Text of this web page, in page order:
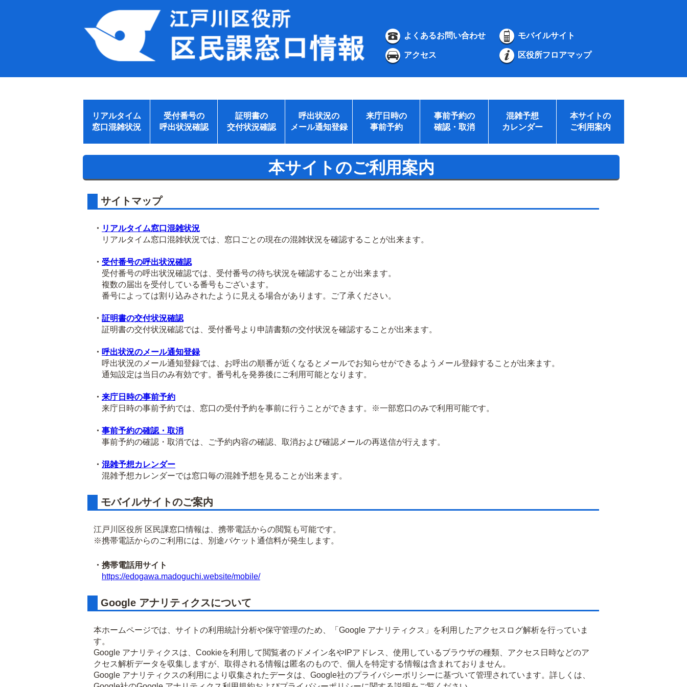
よくあるお問い合わせ モバイルサイト
アクセス 区役所フロアマップ
リアルタイム
窓口混雑状況
受付番号の
呼出状況確認
証明書の
交付状況確認
呼出状況の
メール通知登録
来庁日時の
事前予約
事前予約の
確認・取消
混雑予想
カレンダー
本サイトの
ご利用案内
本サイトのご利用案内
サイトマップ
・ リアルタイム窓口混雑状況
リアルタイム窓口混雑状況では、窓口ごとの現在の混雑状況を確認することが出来ます。
・ 受付番号の呼出状況確認
受付番号の呼出状況確認では、受付番号の待ち状況を確認することが出来ます。
複数の届出を受付している番号もございます。
番号によっては割り込みされたように見える場合があります。ご了承ください。
・ 証明書の交付状況確認
証明書の交付状況確認では、受付番号より申請書類の交付状況を確認することが出来ます。
・ 呼出状況のメール通知登録
呼出状況のメール通知登録では、お呼出の順番が近くなるとメールでお知らせができるようメール登録することが出来ます。
通知設定は当日のみ有効です。番号札を発券後にご利用可能となります。
・ 来庁日時の事前予約
来庁日時の事前予約では、窓口の受付予約を事前に行うことができます。※一部窓口のみで利用可能です。
・ 事前予約の確認・取消
事前予約の確認・取消では、ご予約内容の確認、取消および確認メールの再送信が行えます。
・ 混雑予想カレンダー
混雑予想カレンダーでは窓口毎の混雑予想を見ることが出来ます。
モバイルサイトのご案内
江戸川区役所 区民課窓口情報は、携帯電話からの閲覧も可能です。
※携帯電話からのご利用には、別途パケット通信料が発生します。
・携帯電話用サイト
https://edogawa.madoguchi.website/mobile/
Google アナリティクスについて
本ホームページでは、サイトの利用統計分析や保守管理のため、「Google アナリティクス」を利用したアクセスログ解析を行っていま
す。
Google アナリティクスは、Cookieを利用して閲覧者のドメイン名やIPアドレス、使用しているブラウザの種類、アクセス日時などのア
クセス解析データを収集しますが、取得される情報は匿名のもので、個人を特定する情報は含まれておりません。
Google アナリティクスの利用により収集されたデータは、Google社のプライバシーポリシーに基づいて管理されています。詳しくは、